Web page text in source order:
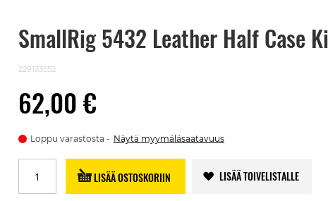
SmallRig 5432 Leather Half Case
229133552
62,00 €
Loppu varastosta Näytä myymäläsaatavuus
LISÄÄ OSTOSKORIIN LISÄÄ TOIVELISTALLE